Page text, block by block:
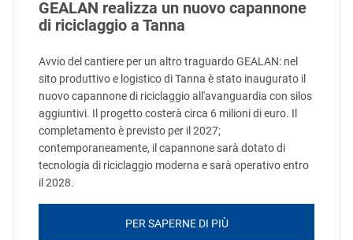
GEALAN realizza un nuovo capannone
di riciclaggio a Tanna
Avvio del cantiere per un altro traguardo GEALAN: nel
sito produttivo e logistico di Tanna è stato inaugurato il
nuovo capannone di riciclaggio all'avanguardia con silos
aggiuntivi. Il progetto costerà circa 6 milioni di euro. Il
completamento è previsto per il 2027;
contemporaneamente, il capannone sarà dotato di
tecnologia di riciclaggio moderna e sarà operativo entro
il 2028.
PER SAPERNE DI PIÙ